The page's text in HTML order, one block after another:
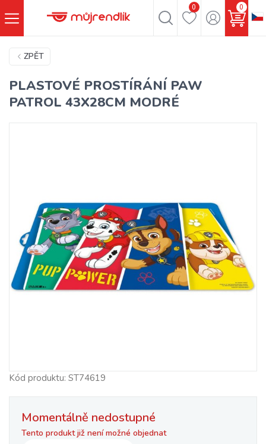
0 0
ZPĚT
PLASTOVÉ PROSTÍRÁNÍ PAW
PATROL 43X28CM MODRÉ
Kód produktu: ST74619
Momentálně nedostupné
Tento produkt již není možné objednat